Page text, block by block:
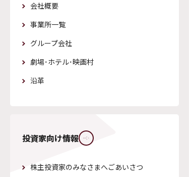
会社概要
事業所一覧
グループ会社
劇場・ホテル・映画村
沿革
株主投資家のみなさまへごあいさつ